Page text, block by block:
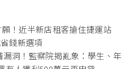
！近半新店租客搶住捷運站
錢新選項
洞！監察院揭亂象：學生、年